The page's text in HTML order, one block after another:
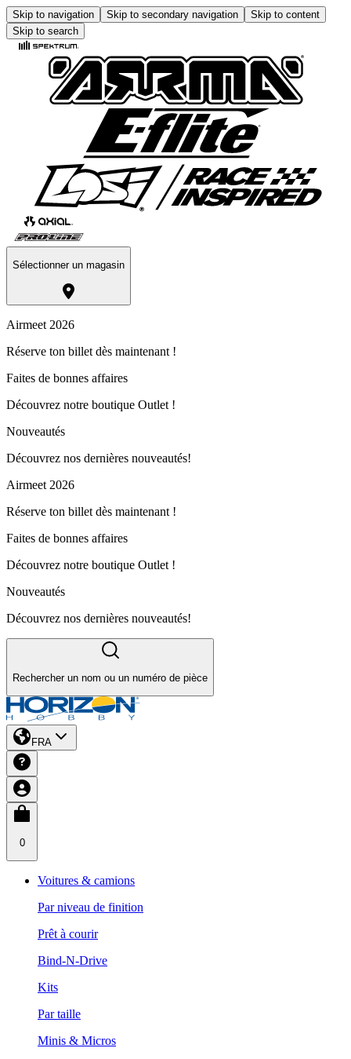
Skip to navigation Skip to secondary navigation
Skip to content
Skip to search
Sélectionner un magasin
Airmeet 2026
Réserve ton billet dès maintenant !
Faites de bonnes affaires
Découvrez notre boutique Outlet !
Nouveautés
Découvrez nos dernières nouveautés!
Airmeet 2026
Réserve ton billet dès maintenant !
Faites de bonnes affaires
Découvrez notre boutique Outlet !
Nouveautés
Découvrez nos dernières nouveautés!
Rechercher un nom ou un numéro de pièce
FRA
0
Voitures & camions
Par niveau de finition
Prêt à courir
Bind-N-Drive
Kits
Par taille
Minis & Micros